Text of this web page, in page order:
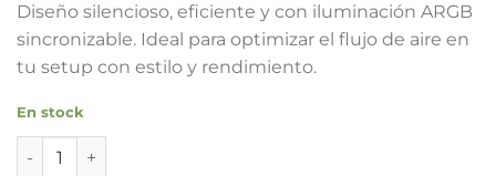
Diseño silencioso, eficiente y con iluminación ARGB
sincronizable. Ideal para optimizar el flujo de aire en
tu setup con estilo y rendimiento.
En stock
Ventiladores NEWGEN Blade LINK Black ARGB 120mm